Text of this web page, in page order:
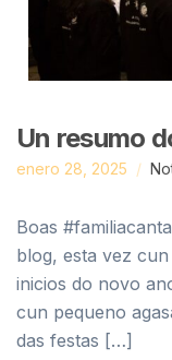
Un resumo
enero 28, 2025
Boas
blog, esta vez
inicios do novo
cun pequeno
das festas […]